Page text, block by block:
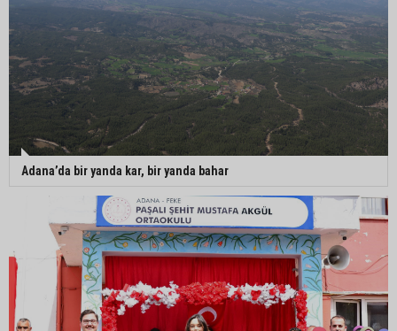
Adana’da bir yanda kar, bir yanda bahar